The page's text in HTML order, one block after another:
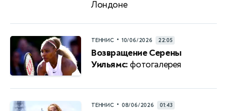
Лондоне
ТЕННИС • 10/06/2026 22:05
Возвращение Серены
Уильямс: фотогалерея
ТЕННИС • 08/06/2026 01:43